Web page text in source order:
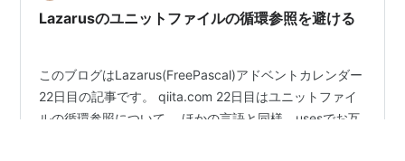
り、数値だけで…
Lazarusのユニットファイルの循環参照を避ける
このブログはLazarus(FreePascal)アドベントカレンダー
22日目の記事です。 qiita.com 22日目はユニットファイ
ルの循環参照について。 ほかの言語と同様、usesでお互